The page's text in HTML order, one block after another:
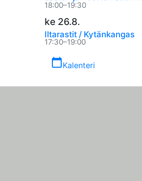
18:00–19:30
ke 26.8.
Iltarastit / Kytänkangas
17:30–19:00
calendar_todayKalenteri